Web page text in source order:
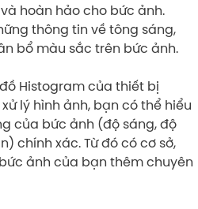
hoàn hảo cho bức ảnh.
thông tin về tông sáng,
bổ màu sắc trên bức ảnh.
Histogram của thiết bị
lý hình ảnh, bạn có thể hiểu
của bức ảnh (độ sáng, độ
chính xác. Từ đó có cơ sở,
ảnh của bạn thêm chuyên